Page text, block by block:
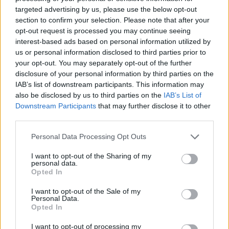
targeted advertising by us, please use the below opt-out
section to confirm your selection. Please note that after your
opt-out request is processed you may continue seeing
interest-based ads based on personal information utilized by
us or personal information disclosed to third parties prior to
your opt-out. You may separately opt-out of the further
disclosure of your personal information by third parties on the
IAB’s list of downstream participants. This information may
also be disclosed by us to third parties on the IAB’s List of
Downstream Participants that may further disclose it to other
Personal Data Processing Opt Outs
I want to opt-out of the Sharing of my
personal data.
Opted In
I want to opt-out of the Sale of my
Personal Data.
Opted In
I want to opt-out of processing my
16:37
Κρήτη: Έδειχνε το 10χρονο κορίτσι και ρωτούσε "πόσο;" -
Έρευνες για παιδεραστή τουρίστα - Δείτε βίντεο
ΠΕΡΙΣΣΟΤΕΡΑ
ΣΧΕΤΙΚA AΡΘΡΑ
Οροπέδιο Λασιθίου: Στην τελική ευθεία για τους 45ους
Αγώνες